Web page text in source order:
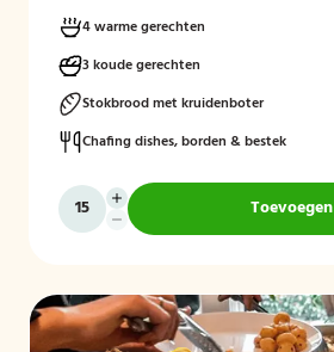
4 warme gerechten
3 koude gerechten
Stokbrood met kruidenboter
Chafing dishes, borden & bestek
Toevoegen